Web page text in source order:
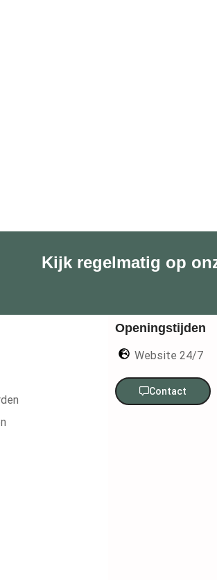
Kijk regelmatig op
Openingstijden
Website 24/7
Contact